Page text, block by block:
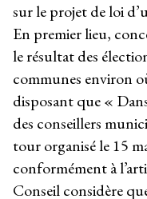
sur le projet de loi
En premier lieu,
le résultat des
communes environ
disposant que «
des conseillers
tour organisé le 15
conformément à
Conseil considère